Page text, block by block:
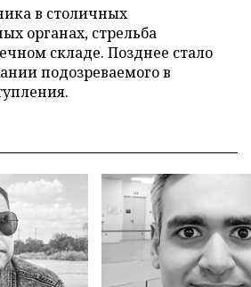
в столичных
органах, стрельба
складе. Позднее стало
подозреваемого в